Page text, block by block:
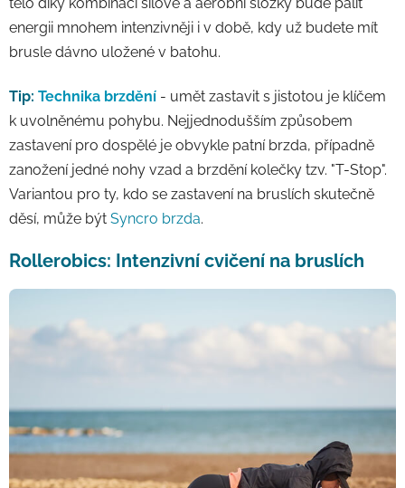
energii mnohem intenzivněji i v době, kdy už budete mít
brusle dávno uložené v batohu.
Tip: Technika brzdění - umět zastavit s jistotou je klíčem
k uvolněnému pohybu. Nejjednodušším způsobem
zastavení pro dospělé je obvykle patní brzda, případně
zanožení jedné nohy vzad a brzdění kolečky tzv. "T-Stop".
Variantou pro ty, kdo se zastavení na bruslích skutečně
děsí, může být Syncro brzda.
Rollerobics: Intenzivní cvičení na bruslích